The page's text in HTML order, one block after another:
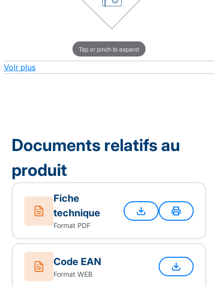
Tap or pinch to expand
Voir plus
Documents relatifs au
produit
Fiche
technique
Format PDF
Code EAN
Format WEB